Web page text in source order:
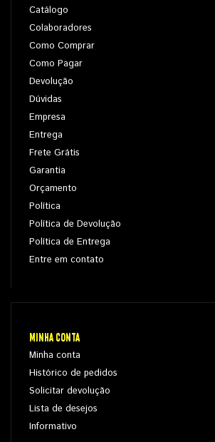
Catálogo
Colaboradores
Como Comprar
Como Pagar
Devolução
Dúvidas
Empresa
Entrega
Frete Grátis
Garantia
Orçamento
Política
Política de Devolução
Política de Entrega
Entre em contato
MINHA CONTA
Minha conta
Histórico de pedidos
Solicitar devolução
Lista de desejos
Informativo